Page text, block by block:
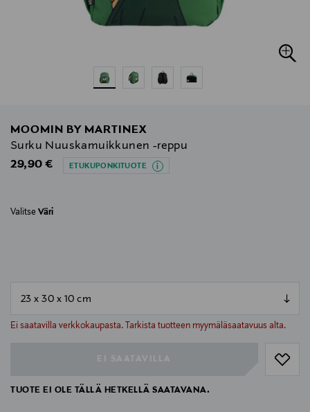
MOOMIN BY MARTINEX
Surku Nuuskamuikkunen -reppu
Original Price
29,90 € ETUKUPONKITUOTE
Valitse Väri
Ei saatavilla verkkokaupasta. Tarkista tuotteen myymäläsaatavuus alta.
null
TUOTE EI OLE TÄLLÄ HETKELLÄ SAATAVANA.